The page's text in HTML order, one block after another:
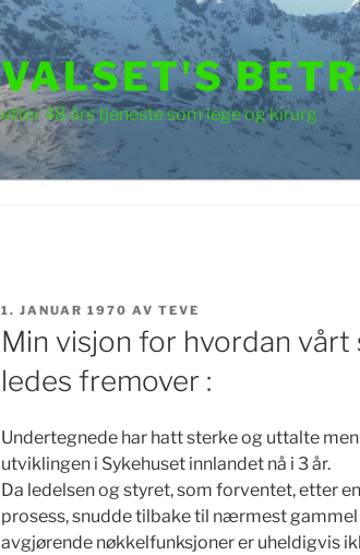
VALSET'S
etter 48 års tjeneste som lege og kirurg
PUBLISERT
1. JANUAR 1970 AV TEVE
Min visjon for hvordan vårt
ledes fremover :
Undertegnede har hatt sterke og uttalte
utviklingen i Sykehuset innlandet nå i 3 år.
Da ledelsen og styret, som forventet, etter
prosess, snudde tilbake til nærmest
avgjørende nøkkelfunksjoner er uheldigvis